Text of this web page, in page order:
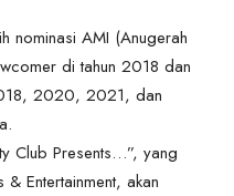
nominasi AMI (Anugerah
di tahun 2018 dan
2020, 2021, dan
Club Presents…”, yang
Entertainment, akan